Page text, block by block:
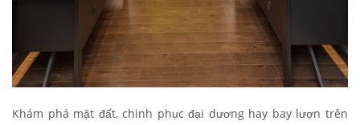
Khám phá mặt đất, chinh phục đại dương hay bay lượn trên